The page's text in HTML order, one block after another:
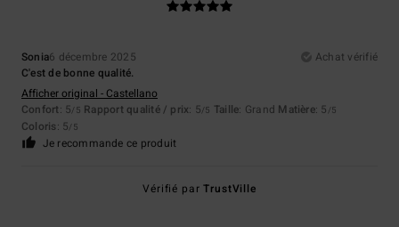
Sonia6 décembre 2025
Achat vérifié
C'est de bonne qualité.
Afficher original - Castellano
Confort: 5/5 Rapport qualité / prix: 5/5 Taille: Grand Matière: 5 /5
Coloris: 5/5
Je recommande ce produit
Vérifié parTrustVille